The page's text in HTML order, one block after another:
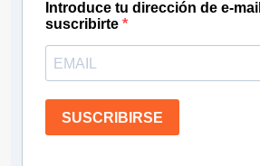
Introduce tu dirección de e-
suscribirte
SUSCRIBIRSE